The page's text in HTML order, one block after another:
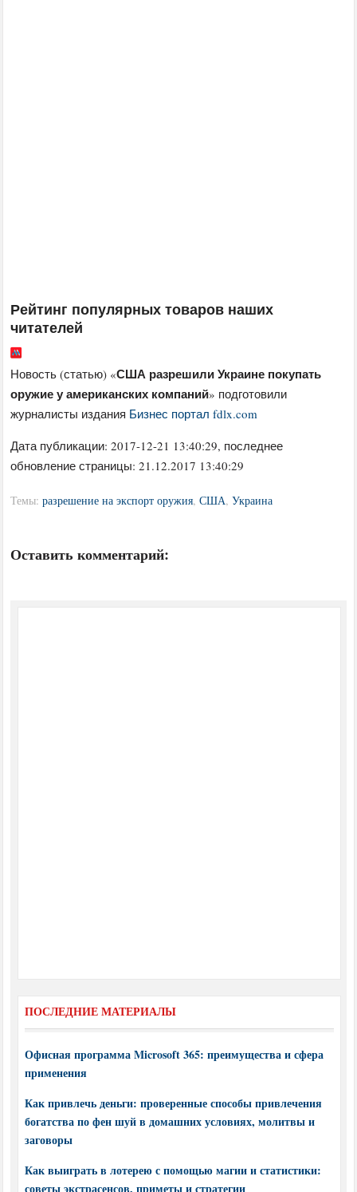
Рейтинг популярных товаров наших
читателей
Новость (статью) «США разрешили Украине покупать
оружие у американских компаний» подготовили
журналисты издания Бизнес портал fdlx.com
Дата публикации:2017-12-21 13:40:29, последнее
обновление страницы: 21.12.2017 13:40:29
Темы:разрешение на экспорт оружия,США,Украина
Оставить комментарий:
ПОСЛЕДНИЕ МАТЕРИАЛЫ
Офисная программа Microsoft 365: преимущества и сфера
применения
Как привлечь деньги: проверенные способы привлечения
богатства по фен шуй в домашних условиях, молитвы и
заговоры
Как выиграть в лотерею с помощью магии и статистики:
советы экстрасенсов, приметы и стратегии